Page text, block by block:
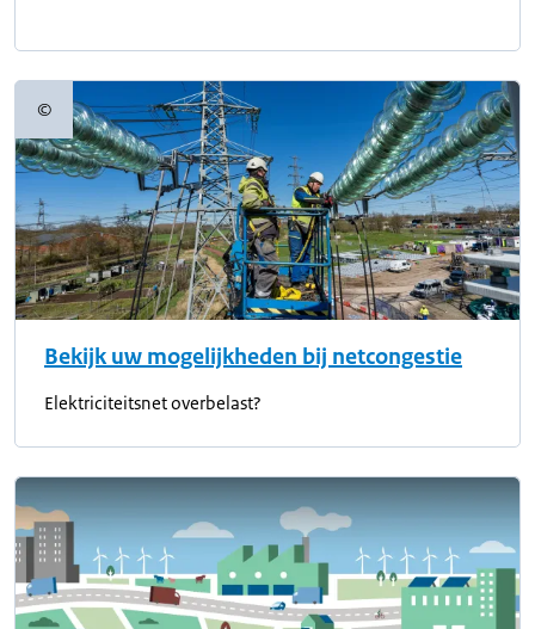
©Copyrightinformatie
Bekijk uw mogelijkheden bij netcongestie
Elektriciteitsnet overbelast?